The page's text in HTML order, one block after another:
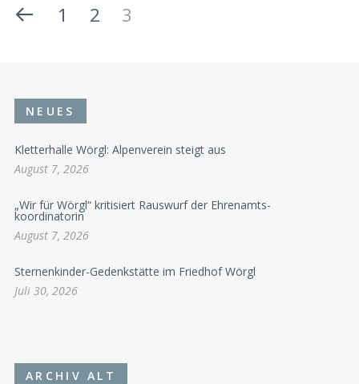
1 2 3
NEUES
Kletterhalle Wörgl: Alpenverein steigt aus
August 7, 2026
„Wir für Wörgl“ kritisiert Rauswurf der Ehrenamts-
koordinatorin
August 7, 2026
Sternenkinder-Gedenkstätte im Friedhof Wörgl
Juli 30, 2026
ARCHIV ALT